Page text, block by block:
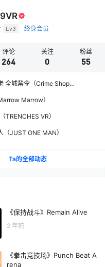
Lv3 终身会员
评论
264
关注
0
粉丝
55
全城禁令（Crime Shop
Marrow）
TRENCHES VR）
（JUST ONE MAN）
Ta的全部动态
《保持战斗》Remain Alive
2 年前
《拳击竞技场》Punch Beat A
rena